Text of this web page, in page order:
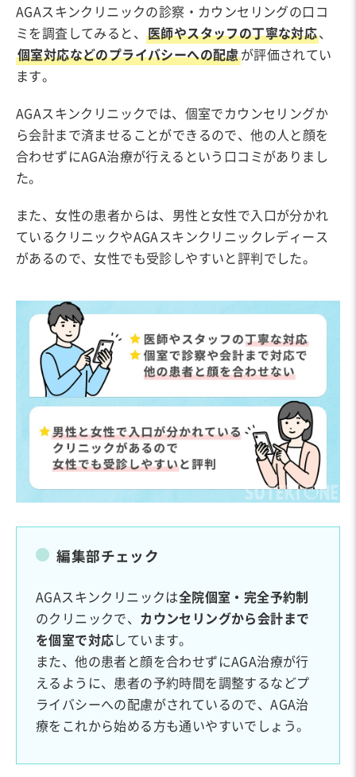
AGAスキンクリニックの診察・カウンセリングの口コ
ミを調査してみると、 医師やスタッフの丁寧な対応、
個室対応などのプライバシーへの配慮が評価されてい
ます。
AGAスキンクリニックでは、個室でカウンセリングか
ら会計まで済ませることができるので、他の人と顔を
合わせずにAGA治療が行えるという口コミがありまし
た。
また、女性の患者からは、男性と女性で入口が分かれ
ているクリニックやAGAスキンクリニックレディース
があるので、女性でも受診しやすいと評判でした。
編集部チェック
AGAスキンクリニックは全院個室・完全予約制
のクリニックで、 カウンセリングから会計まで
を個室で対応しています。
また、他の患者と顔を合わせずにAGA治療が行
えるように、患者の予約時間を調整するなどプ
ライバシーへの配慮がされているので、AGA治
療をこれから始める方も通いやすいでしょう。